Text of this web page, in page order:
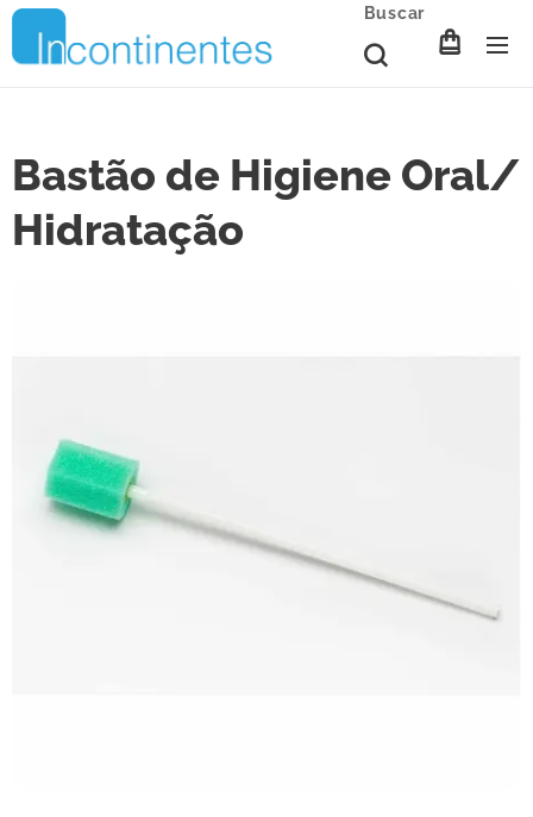
Buscar
Bastão de Higiene Oral/
Hidratação